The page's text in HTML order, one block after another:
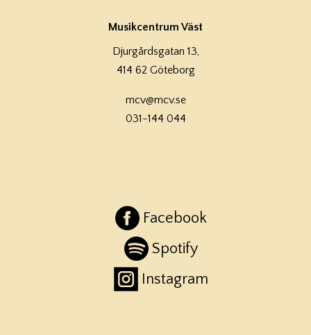
Musikcentrum Väst
Djurgårdsgatan 13,
414 62 Göteborg
mcv@mcv.se
031-144 044
Facebook
Spotify
Instagram